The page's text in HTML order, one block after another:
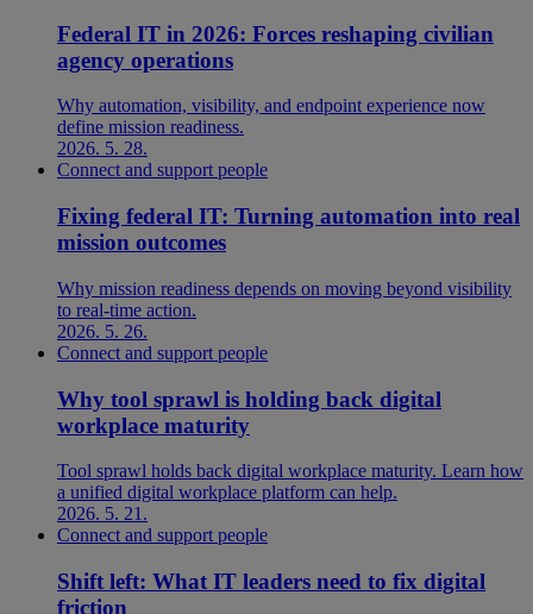
Federal IT in 2026: Forces reshaping civilian
agency operations
Why automation, visibility, and endpoint experience now
define mission readiness.
2026. 5. 28.
Connect and support people
Fixing federal IT: Turning automation into real
mission outcomes
Why mission readiness depends on moving beyond visibility
to real-time action.
2026. 5. 26.
Connect and support people
Why tool sprawl is holding back digital
workplace maturity
Tool sprawl holds back digital workplace maturity. Learn how
a unified digital workplace platform can help.
2026. 5. 21.
Connect and support people
Shift left: What IT leaders need to fix digital
friction